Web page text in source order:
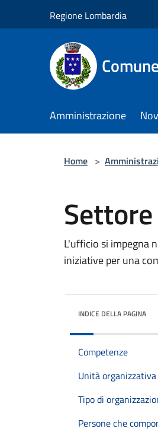
Regione Lombardia
Amministrazione
Home >
L'ufficio si impegna
iniziative per una
INDICE DELLA PAGINA
Competenze
Unità
Tipo di
Persone che